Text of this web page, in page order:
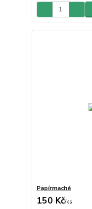
Papírmaché
150 Kč/ks